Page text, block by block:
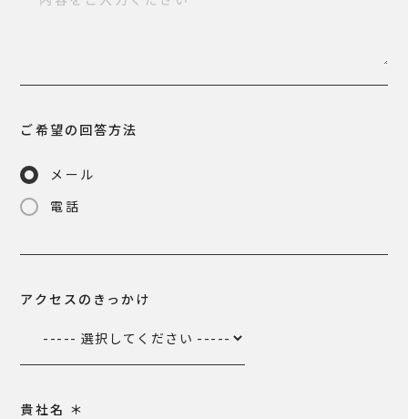
ご希望の回答方法
メール
電話
アクセスのきっかけ
貴社名 ＊